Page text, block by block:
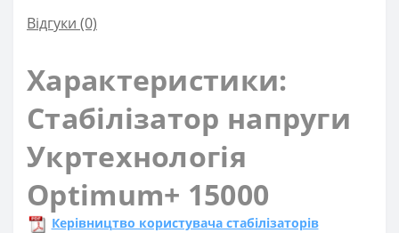
Відгуки (0)
Характеристики:
Стабілізатор напруги
Укртехнологія
Optimum+ 15000
Керівництво користувача стабілізаторів